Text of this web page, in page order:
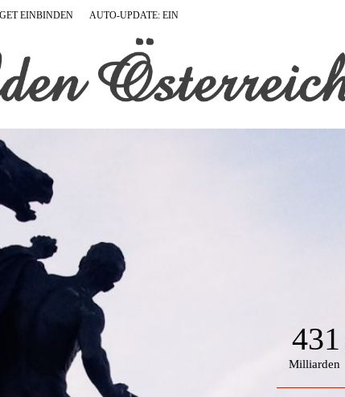
EINBINDEN AUTO-UPDATE: EIN
431
Milliarden